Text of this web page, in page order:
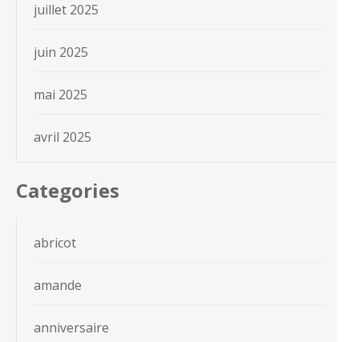
juillet 2025
juin 2025
mai 2025
avril 2025
Categories
abricot
amande
anniversaire